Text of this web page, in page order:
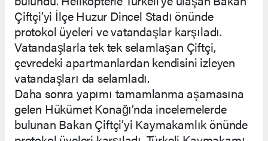
Çiftçi’yi İlçe Huzur Dincel Stadı önünde
protokol üyeleri ve vatandaşlar karşıladı.
Vatandaşlarla tek tek selamlaşan Çiftçi,
çevredeki apartmanlardan kendisini izleyen
vatandaşları da selamladı.
Daha sonra yapımı tamamlanma aşamasına
gelen Hükümet Konağı’nda incelemelerde
bulunan Bakan Çiftçi’yi Kaymakamlık önünde